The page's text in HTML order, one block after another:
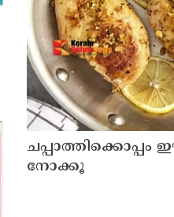
ചപ്പാത്തിക്കൊപ്പം
നോക്കൂ